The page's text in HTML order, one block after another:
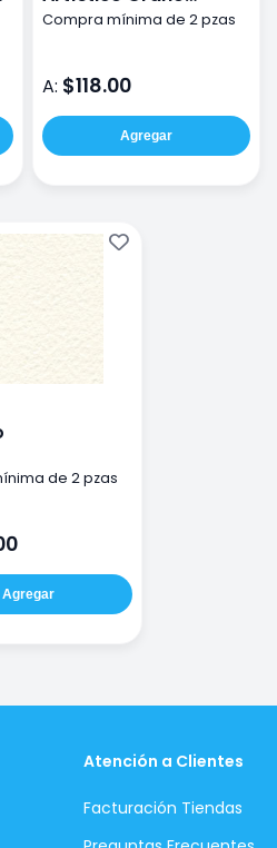
Grueso 300g 56x76cm
Compra mínima de 2 pzas
A: $118.00
Agregar
de 2 pzas
Agregar
Atención a Clientes
Facturación Tiendas